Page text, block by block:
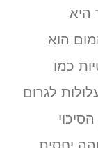
היא
הוא
כמו
לגרום